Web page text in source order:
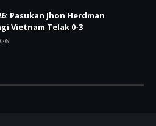
Pasukan Jhon Herdman
Vietnam Telak 0-3